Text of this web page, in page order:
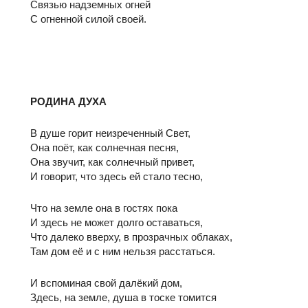
Связью надземных огней
С огненной силой своей.
РОДИНА ДУХА
В душе горит неизреченный Свет,
Она поёт, как солнечная песня,
Она звучит, как солнечный привет,
И говорит, что здесь ей стало тесно,
Что на земле она в гостях пока
И здесь не может долго оставаться,
Что далеко вверху, в прозрачных облаках,
Там дом её и с ним нельзя расстаться.
И вспоминая свой далёкий дом,
Здесь, на земле, душа в тоске томится